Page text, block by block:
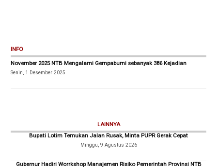
INFO
November 2025 NTB Mengalami Gempabumi sebanyak 386 Kejadian
Senin, 1 Desember 2025
LAINNYA
Bupati Lotim Temukan Jalan Rusak, Minta PUPR Gerak Cepat
Minggu, 9 Agustus 2026
Gubernur Hadiri Worrkshop Manajemen Risiko Pemerintah Provinsi NTB